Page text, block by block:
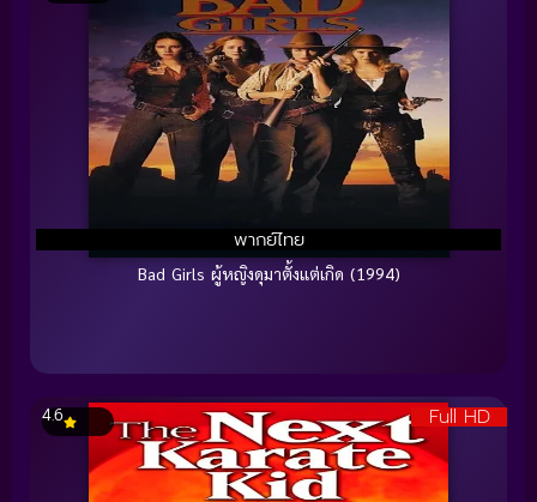
พากย์ไทย
Bad Girls ผู้หญิงดุมาตั้งแต่เกิด (1994)
Full HD
4.6